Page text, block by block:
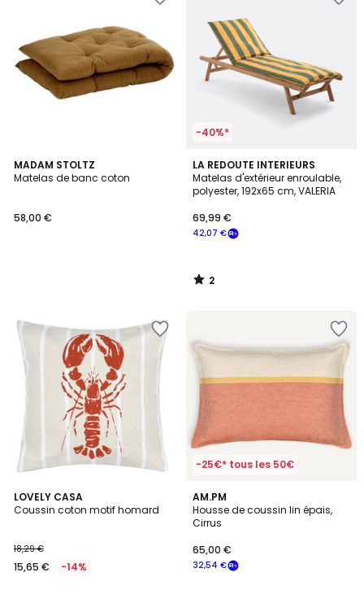
MADAM STOLTZ
Matelas de banc coton
58,00 €
-40%*
LA REDOUTE INTERIEURS
Matelas d'extérieur enroulable,
polyester, 192x65 cm, VALERIA
42,07 €
69,99 €
2
/
5
2
/
LOVELY CASA
Coussin coton motif homard
18,29 €
15,65 € -14%
-25€* tous les 50€
AM.PM
Housse de coussin lin épais,
Cirrus
32,54 €
65,00 €